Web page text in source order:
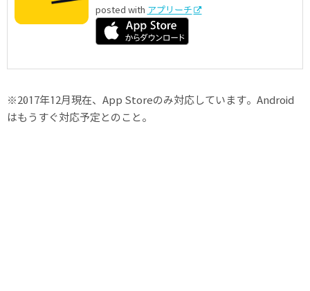
posted with アプリーチ
※2017年12月現在、App Storeのみ対応しています。Android
はもうすぐ対応予定とのこと。